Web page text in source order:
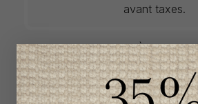
avant taxes.
ACCÈS RAPIDE
magasinez par